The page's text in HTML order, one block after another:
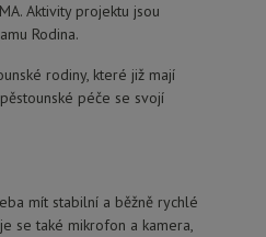
Aktivity projektu jsou
Rodina.
rodiny, které již mají
péče se svojí
mít stabilní a běžně rychlé
se také mikrofon a kamera,